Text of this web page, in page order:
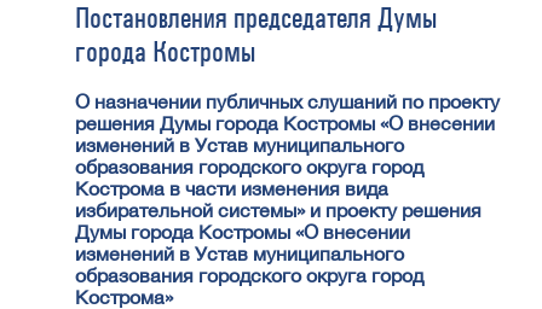
Постановления председателя Думы
города Костромы
О назначении публичных слушаний по проекту
решения Думы города Костромы «О внесении
изменений в Устав муниципального
образования городского округа город
Кострома в части изменения вида
избирательной системы» и проекту решения
Думы города Костромы «О внесении
изменений в Устав муниципального
образования городского округа город
Кострома»